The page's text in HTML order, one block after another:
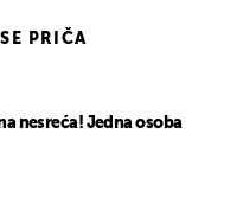
PRIČA
nesreća! Jedna osoba